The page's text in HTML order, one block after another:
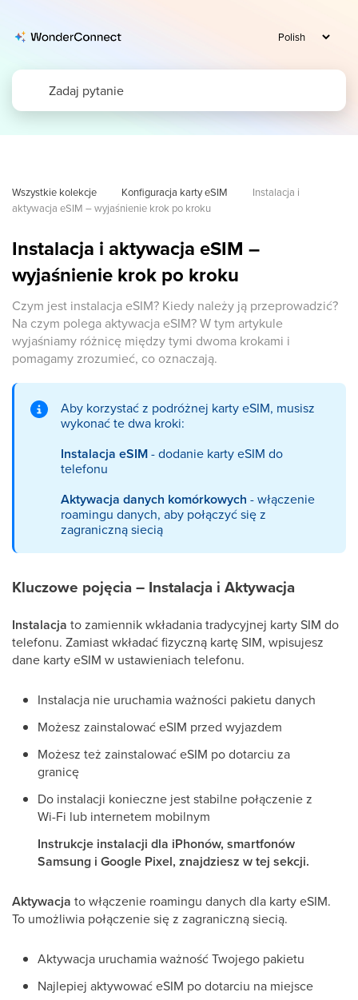
Wszystkie kolekcje Konfiguracja karty eSIM
Instalacja i
aktywacja eSIM – wyjaśnienie krok po kroku
Instalacja i aktywacja eSIM –
wyjaśnienie krok po kroku
Czym jest instalacja eSIM? Kiedy należy ją przeprowadzić?
Na czym polega aktywacja eSIM? W tym artykule
wyjaśniamy różnicę między tymi dwoma krokami i
pomagamy zrozumieć, co oznaczają.
Aby korzystać z podróżnej karty eSIM, musisz
wykonać te dwa kroki:
Instalacja eSIM- dodanie karty eSIM do
telefonu
Aktywacja danych komórkowych - włączenie
roamingu danych, aby połączyć się z
zagraniczną siecią
Kluczowe pojęcia – Instalacja i Aktywacja
Instalacja to zamiennik wkładania tradycyjnej karty SIM do
telefonu. Zamiast wkładać fizyczną kartę SIM, wpisujesz
dane karty eSIM w ustawieniach telefonu.
Instalacja nie uruchamia ważności pakietu danych
Możesz zainstalować eSIM przed wyjazdem
Możesz też zainstalować eSIM po dotarciu za
granicę
Do instalacji konieczne jest stabilne połączenie z
Wi-Fi lub internetem mobilnym
Instrukcje instalacji dla iPhonów, smartfonów
Samsung i Google Pixel, znajdziesz w tej sekcji.
Aktywacja to włączenie roamingu danych dla karty eSIM.
To umożliwia połączenie się z zagraniczną siecią.
Aktywacja uruchamia ważność Twojego pakietu
Najlepiej aktywować eSIM po dotarciu na miejsce